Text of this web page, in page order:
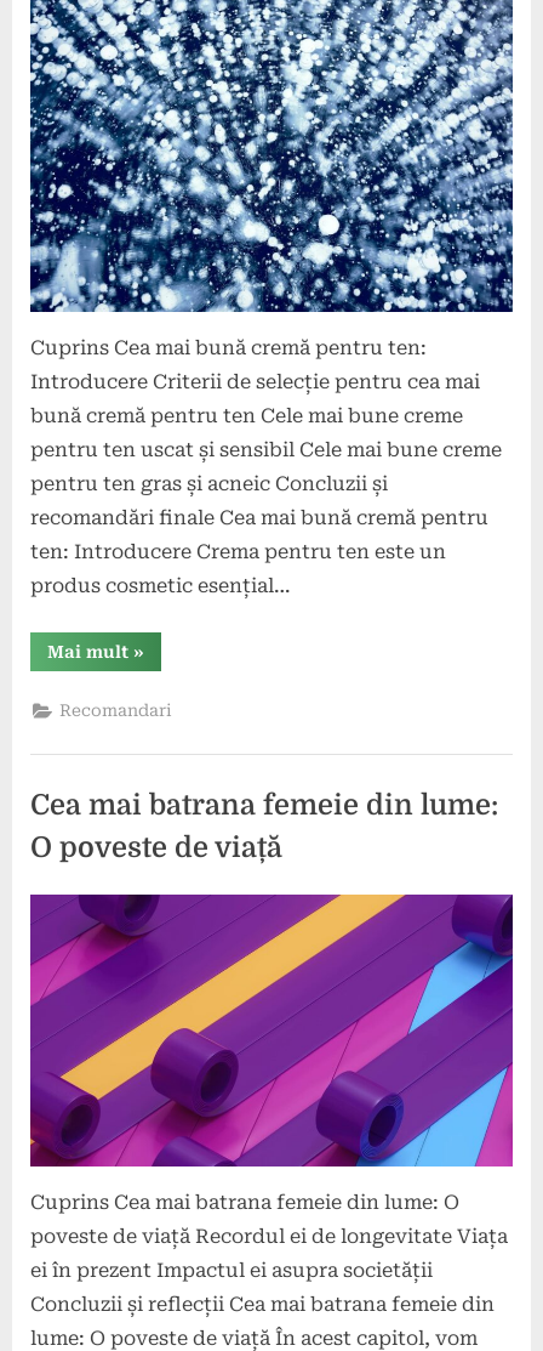
on
iulie
2024
Cuprins Cea mai bună cremă pentru ten:
Introducere Criterii de selecție pentru cea mai
bună cremă pentru ten Cele mai bune creme
pentru ten uscat și sensibil Cele mai bune creme
pentru ten gras și acneic Concluzii și
recomandări finale Cea mai bună cremă pentru
ten: Introducere Crema pentru ten este un
produs cosmetic esențial…
Mai mult“Cele
mai
creme
pentru
meu”
»
Recomandari
Cea mai batrana femeie din lume:
O poveste de viață
Posted
on
1
iulie
2024
By
comunicat
Cuprins Cea mai batrana femeie din lume: O
poveste de viață Recordul ei de longevitate Viața
ei în prezent Impactul ei asupra societății
Concluzii și reflecții Cea mai batrana femeie din
lume: O poveste de viață În acest capitol, vom